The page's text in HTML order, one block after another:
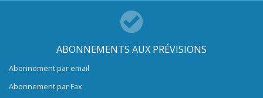
ABONNEMENTS AUX PRÉVISIONS
Abonnement par email
Abonnement par Fax